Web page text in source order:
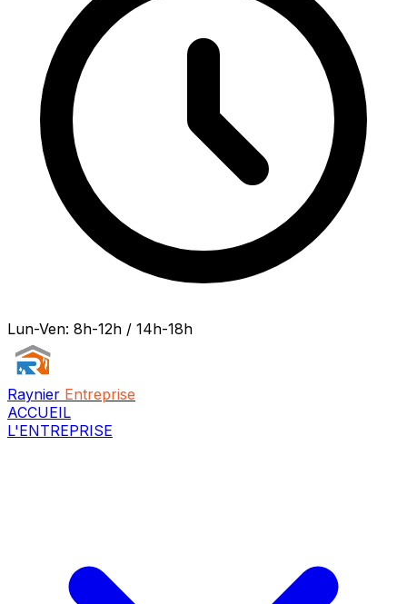
Lun-Ven: 8h-12h / 14h-18h
Raynier Entreprise
ACCUEIL
L'ENTREPRISE